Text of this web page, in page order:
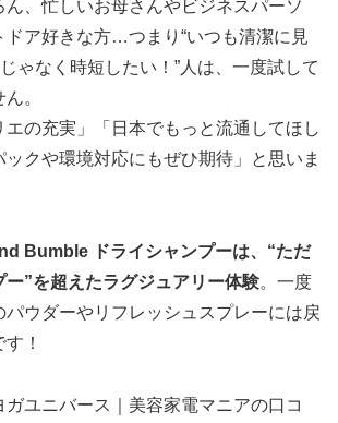
ん、忙しいお母さんやビジネスパーソ
ドア好きな方…つまり“いつも清潔に見
ゃなく時短したい！”人は、一度試して
。
の充実」「日本でもっと流通してほし
クや環境対応にもぜひ期待」と思いま
Bumble ドライシャンプーは、“ただ
ー”を超えたラグジュアリー体験。一度
パウダーやリフレッシュスプレーには戻
！
ユニバース｜美容家電マニアの口コ